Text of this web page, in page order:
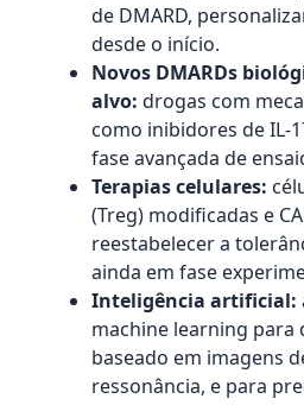
de DMARD,
desde o início.
Novos DMARDs
alvo: drogas com
como inibidores de IL-
fase avançada de
Terapias celulares:
(Treg) modificadas e
reestabelecer a
ainda em fase
Inteligência artificial:
machine learning para
baseado em imagens
ressonância, e para